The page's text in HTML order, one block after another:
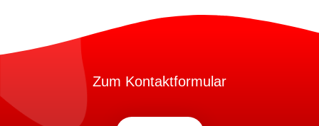
Zum Kontaktformular